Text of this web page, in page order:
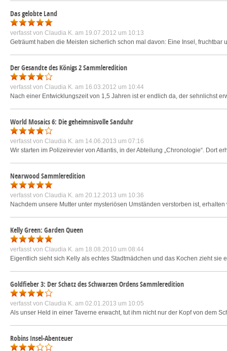
Das gelobte Land
verfasst von Claudia K. am 19.07.2012 um 10:13
Geträumt haben die Meisten sicherlich schon mal davon: Eine Insel,
Der Gesandte des Königs 2 Sammleredition
verfasst von Claudia K. am 16.03.2012 um 10:44
Nach einer Entwicklungszeit von 1,5 Jahren ist er endlich da, der sehnlichst
World Mosaics 6: Die geheimnisvolle Sanduhr
verfasst von Claudia K. am 14.06.2013 um 07:16
Wir starten im Polizeirevier von Atlantis, in der Abteilung „Chronologie“. Dort
Nearwood Sammleredition
verfasst von Claudia K. am 20.12.2013 um 10:36
Nachdem unsere Mutter unter mysteriösen Umständen verstorben ist,
Kelly Green: Garden Queen
verfasst von Claudia K. am 18.08.2010 um 08:44
Eigentlich sieht sich Kelly als echtes Stadtmädchen und das Kochen zieht
Goldfieber 3: Der Schatz des Schwarzen Ordens Sammleredition
verfasst von Claudia K. am 02.01.2013 um 10:05
Als unser Held in einer Taverne erwacht, tut ihm nicht nur der Kopf von dem
Robins Insel-Abenteuer